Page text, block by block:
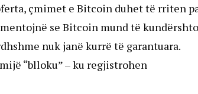
çmimet e Bitcoin duhet të rriten
se Bitcoin mund të
nuk janë kurrë të garantuara.
“blloku” – ku regjistrohen